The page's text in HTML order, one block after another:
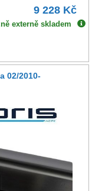
9 228 Kč
externě skladem
02/2010-